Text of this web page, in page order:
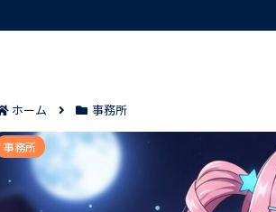
ホーム 事務所
男性VTuberグループのおす
事務所